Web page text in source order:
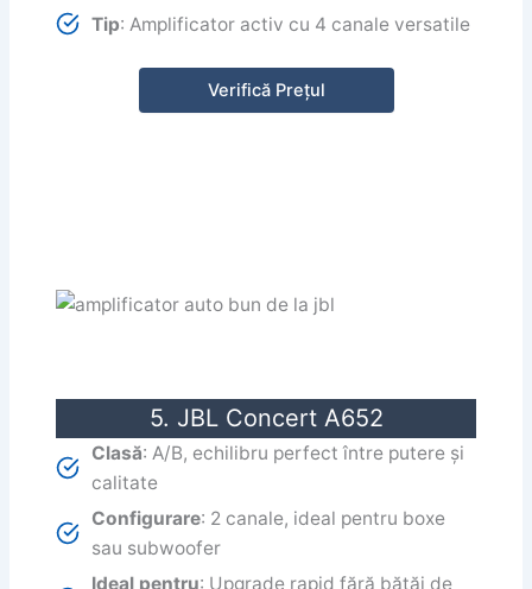
Tip: Amplificator activ cu 4 canale versatile
Verifică Prețul
5. JBL Concert A652
Clasă: A/B, echilibru perfect între putere și
calitate
Configurare: 2 canale, ideal pentru boxe
sau subwoofer
Ideal pentru: Upgrade rapid fără bătăi de